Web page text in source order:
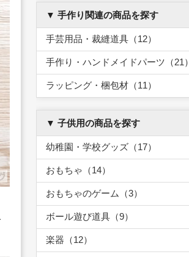
▼ 手作り関連の商品を探す
手芸用品・裁縫道具（12）
手作り・ハンドメイドパーツ（21）
ラッピング・梱包材（11）
▼ 子供用の商品を探す
幼稚園・学校グッズ（17）
おもちゃ（14）
おもちゃのゲーム（3）
ボール遊び道具（9）
楽器（12）